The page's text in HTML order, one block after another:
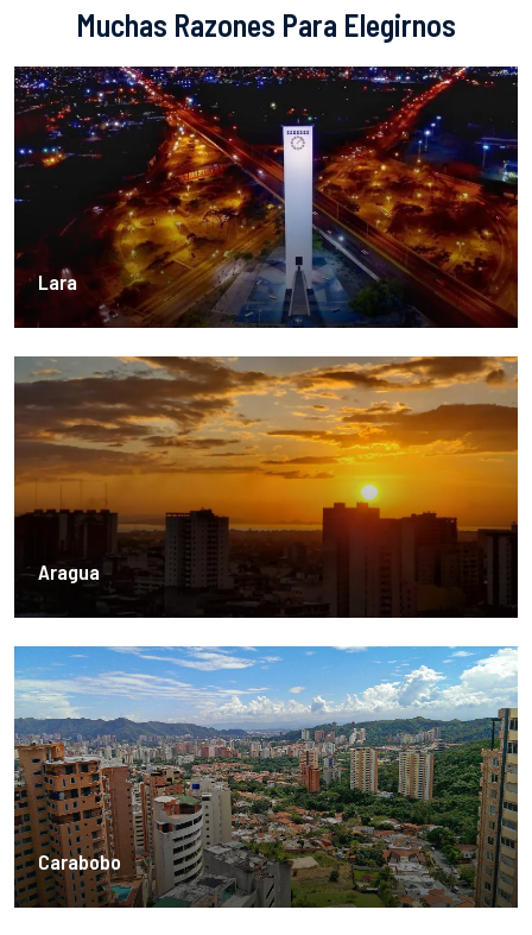
Muchas Razones Para Elegirnos
Lara
Aragua
Carabobo